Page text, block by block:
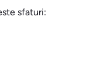
sfaturi: